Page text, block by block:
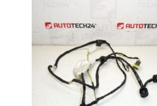
Om oss
Reklamationsprocedur
Transport